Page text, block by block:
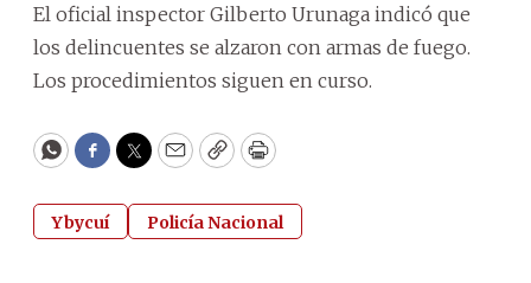
El oficial inspector Gilberto Urunaga indicó que
los delincuentes se alzaron con armas de fuego.
Los procedimientos siguen en curso.
WhatsApp
Facebook
Twitter
EmailCopyPrint
Ybycuí Policía Nacional